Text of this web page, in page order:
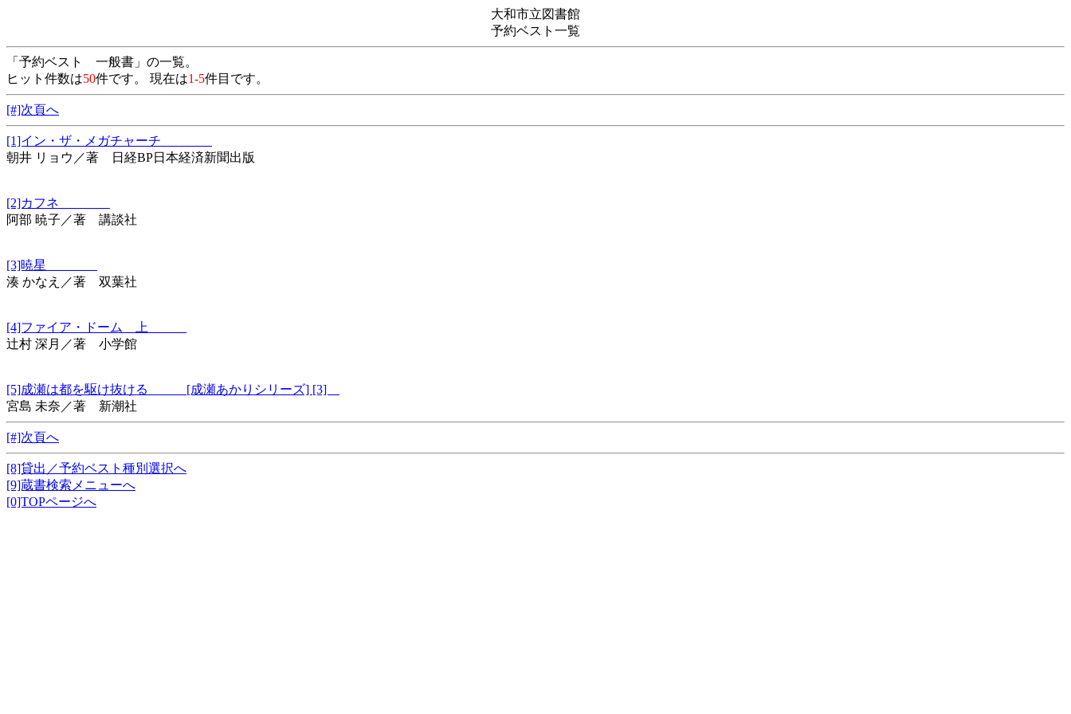
大和市立図書館
予約ベスト一覧
「予約ベスト 一般書」の一覧。
ヒット件数は50件です。 現在は1-5件目です。
[#]次頁へ
[1]イン・ザ・メガチャーチ
朝井 リョウ／著 日経BP日本経済新聞出版
[2]カフネ
阿部 暁子／著 講談社
[3]暁星
湊 かなえ／著 双葉社
[4]ファイア・ドーム 上
辻村 深月／著 小学館
[5]成瀬は都を駆け抜ける [成瀬あかりシリーズ] [3]
宮島 未奈／著 新潮社
[#]次頁へ
[8]貸出／予約ベスト種別選択へ
[9]蔵書検索メニューへ
[0]TOPページへ